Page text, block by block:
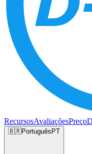
RecursosAvaliaçõesPreço
🇧🇷PortuguêsPT